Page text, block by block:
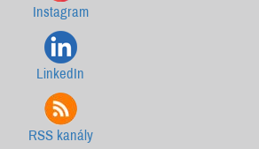
Instagram
LinkedIn
RSS kanály